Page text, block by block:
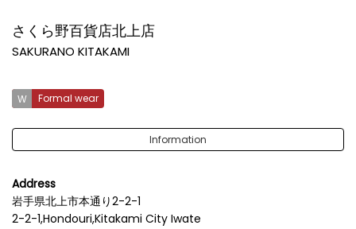
さくら野百貨店北上店
SAKURANO KITAKAMI
Formal wear
Information
Address
岩手県北上市本通り2-2-1
2-2-1,Hondouri,Kitakami City Iwate